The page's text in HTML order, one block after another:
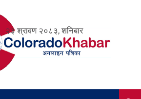
२३ श्रावण २०८३, शनिबार